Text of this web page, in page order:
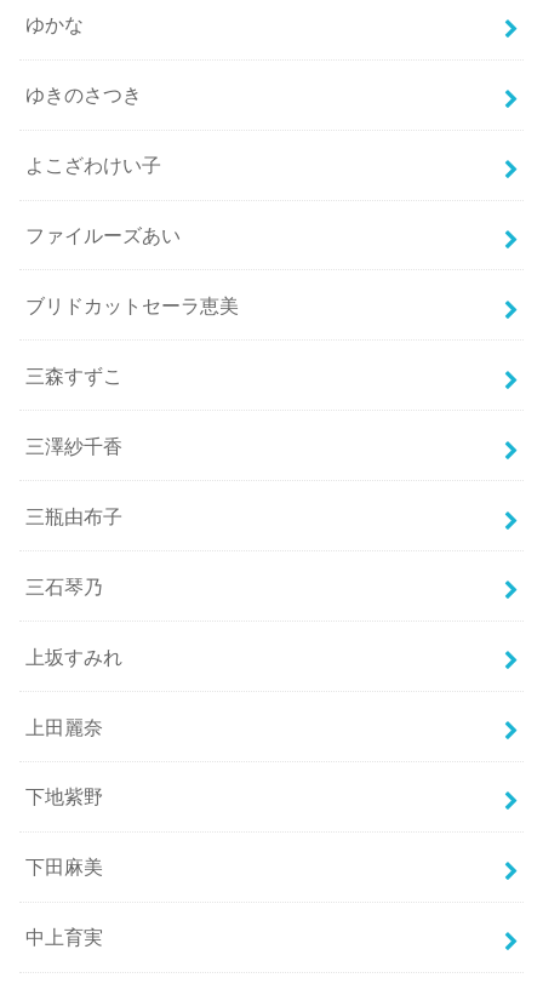
ゆかな
ゆきのさつき
よこざわけい子
ファイルーズあい
ブリドカットセーラ恵美
三森すずこ
三澤紗千香
三瓶由布子
三石琴乃
上坂すみれ
上田麗奈
下地紫野
下田麻美
中上育実